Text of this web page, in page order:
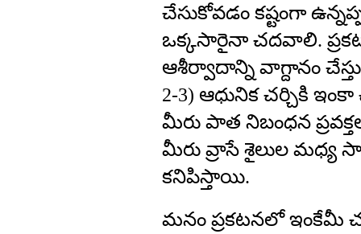
చేసుకోవడం కష్టంగా
ఒక్కసారైనా చదవాలి.
ఆశీర్వాదాన్ని వాగ్దానం
2-3) ఆధునిక చర్చికి
మీరు పాత నిబంధన
మీరు వ్రాసే శైలుల మధ్య
కనిపిస్తాయి.
మనం ప్రకటనలో ఇంకేమీ